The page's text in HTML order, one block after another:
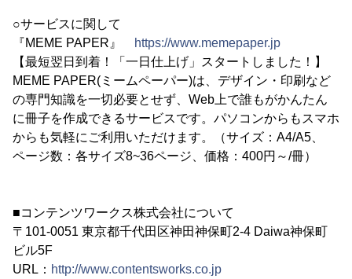
○サービスに関して
『MEME PAPER』
https://www.memepaper.jp
【最短翌日到着！「一日仕上げ」スタートしました！】
MEME PAPER(ミームペーパー)は、デザイン・印刷など
の専門知識を一切必要とせず、Web上で誰もがかんたん
に冊子を作成できるサービスです。パソコンからもスマホ
からも気軽にご利用いただけます。（サイズ：A4/A5、
ページ数：各サイズ8~36ページ、価格：400円～/冊）
■コンテンツワークス株式会社について
〒101-0051 東京都千代田区神田神保町2-4 Daiwa神保町
ビル5F
URL： http://www.contentsworks.co.jp